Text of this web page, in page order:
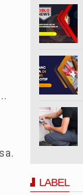
LABEL